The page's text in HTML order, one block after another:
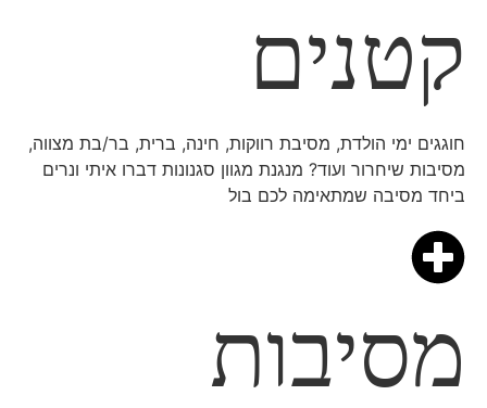
קטנים
חוגגים ימי הולדת, מסיבת רווקות, חינה, ברית, בר/בת מצווה,
מסיבות שיחרור ועוד? מנגנת מגוון סגנונות דברו איתי ונרים
ביחד מסיבה שמתאימה לכם בול
מסיבות